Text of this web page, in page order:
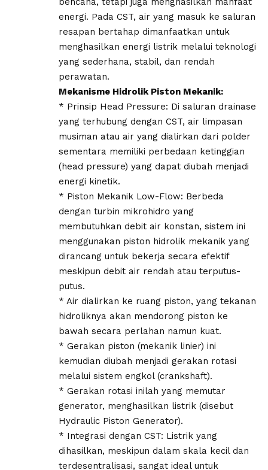
energi. Pada CST, air yang masuk ke saluran
resapan bertahap dimanfaatkan untuk
menghasilkan energi listrik melalui teknologi
yang sederhana, stabil, dan rendah
perawatan.
Mekanisme Hidrolik Piston Mekanik:
* Prinsip Head Pressure: Di saluran drainase
yang terhubung dengan CST, air limpasan
musiman atau air yang dialirkan dari polder
sementara memiliki perbedaan ketinggian
(head pressure) yang dapat diubah menjadi
energi kinetik.
* Piston Mekanik Low-Flow: Berbeda
dengan turbin mikrohidro yang
membutuhkan debit air konstan, sistem ini
menggunakan piston hidrolik mekanik yang
dirancang untuk bekerja secara efektif
meskipun debit air rendah atau terputus-
putus.
* Air dialirkan ke ruang piston, yang tekanan
hidroliknya akan mendorong piston ke
bawah secara perlahan namun kuat.
* Gerakan piston (mekanik linier) ini
kemudian diubah menjadi gerakan rotasi
melalui sistem engkol (crankshaft).
* Gerakan rotasi inilah yang memutar
generator, menghasilkan listrik (disebut
Hydraulic Piston Generator).
* Integrasi dengan CST: Listrik yang
dihasilkan, meskipun dalam skala kecil dan
terdesentralisasi, sangat ideal untuk